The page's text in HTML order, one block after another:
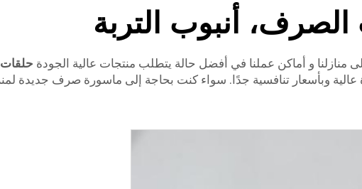
الصرف، أنبوب التربة
و أماكن عملنا في أفضل حالة يتطلب منتجات عالية الجودة
عالية وبأسعار تنافسية جدًا. سواء كنت بحاجة إلى ماسورة صرف جديدة